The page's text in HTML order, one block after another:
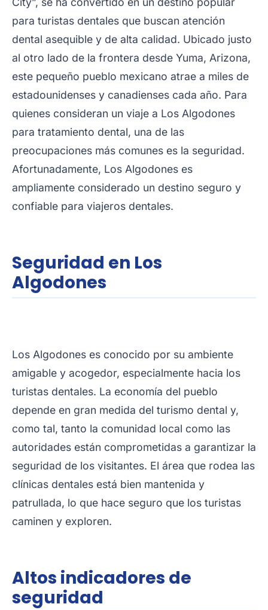
para turistas dentales que buscan atención
dental asequible y de alta calidad. Ubicado justo
al otro lado de la frontera desde Yuma, Arizona,
este pequeño pueblo mexicano atrae a miles de
estadounidenses y canadienses cada año. Para
quienes consideran un viaje a Los Algodones
para tratamiento dental, una de las
preocupaciones más comunes es la seguridad.
Afortunadamente, Los Algodones es
ampliamente considerado un destino seguro y
confiable para viajeros dentales.
Seguridad en Los
Algodones
Los Algodones es conocido por su ambiente
amigable y acogedor, especialmente hacia los
turistas dentales. La economía del pueblo
depende en gran medida del turismo dental y,
como tal, tanto la comunidad local como las
autoridades están comprometidas a garantizar la
seguridad de los visitantes. El área que rodea las
clínicas dentales está bien mantenida y
patrullada, lo que hace seguro que los turistas
caminen y exploren.
Altos indicadores de
seguridad